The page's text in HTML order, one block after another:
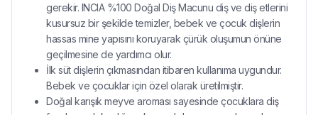
gerekir. INCIA %100 Doğal Diş Macunu diş ve diş etlerini
kusursuz bir şekilde temizler, bebek ve çocuk dişlerin
hassas mine yapısını koruyarak çürük oluşumun önüne
geçilmesine de yardımcı olur.
İlk süt dişlerin çıkmasından itibaren kullanıma uygundur.
Bebek ve çocuklar için özel olarak üretilmiştir.
Doğal karışık meyve aroması sayesinde çocuklara diş